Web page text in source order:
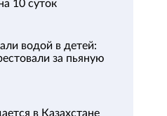
10 суток
водой в детей:
за пьяную
в Казахстане